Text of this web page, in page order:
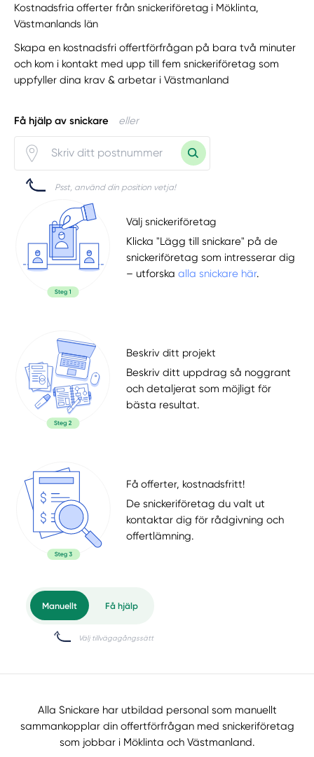
Kostnadsfria offerter från snickeriföretag i Möklinta,
Västmanlands län
Skapa en kostnadsfri offertförfrågan på bara två minuter
och kom i kontakt med upp till fem snickeriföretag som
uppfyller dina krav & arbetar i Västmanland
Få hjälp av snickare eller
Psst, använd din position vetja!
Välj snickeriföretag
Klicka "Lägg till snickare" på de
snickeriföretag som intresserar dig
– utforskaalla snickare här.
Beskriv ditt projekt
Beskriv ditt uppdrag så noggrant
och detaljerat som möjligt för
bästa resultat.
Få offerter, kostnadsfritt!
De snickeriföretag du valt ut
kontaktar dig för rådgivning och
offertlämning.
Alla Snickare har utbildad personal som manuellt
sammankopplar din offertförfrågan med snickeriföretag
som jobbar i Möklinta och Västmanland.